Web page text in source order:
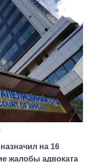
на 16
жалобы адвоката